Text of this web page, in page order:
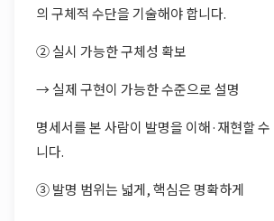
의 구체적 수단을 기술해야 합니다.
② 실시 가능한 구체성 확보
→ 실제 구현이 가능한 수준으로 설명
명세서를 본 사람이 발명을 이해·재현할
니다.
③ 발명 범위는 넓게, 핵심은 명확하게